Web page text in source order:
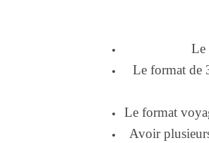
Le
Le format de
Le format
Avoir